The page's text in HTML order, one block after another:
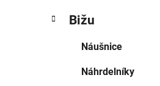
Bižu
Náušnice
Náhrdelníky